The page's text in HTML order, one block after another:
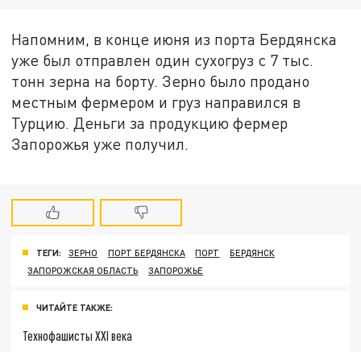
Напомним, в конце июня из порта Бердянска
уже был отправлен один сухогруз с 7 тыс.
тонн зерна на борту. Зерно было продано
местным фермером и груз направился в
Турцию. Деньги за продукцию фермер
Запорожья уже получил.
ТЕГИ: ЗЕРНО ПОРТ БЕРДЯНСКА ПОРТ
БЕРДЯНСК
ЗАПОРОЖСКАЯ ОБЛАСТЬ
ЗАПОРОЖЬЕ
ЧИТАЙТЕ ТАКЖЕ:
Технофашисты XXI века